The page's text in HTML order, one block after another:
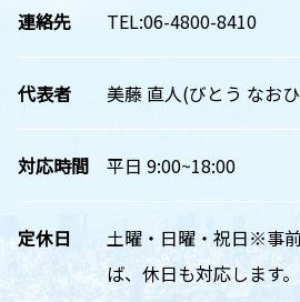
連絡先 TEL:06-4800-8410
代表者 美藤 直人(びとう なお
対応時間 平日 9:00~18:00
定休日
土曜・日曜・祝日※事
ば、休日も対応します。